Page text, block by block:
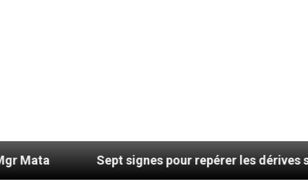
Sept signes pour repérer les dérives sectaires du